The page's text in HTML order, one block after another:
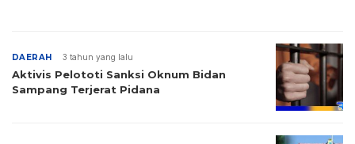
DAERAH 3 tahun yang lalu
Aktivis Pelototi Sanksi Oknum Bidan
Sampang Terjerat Pidana